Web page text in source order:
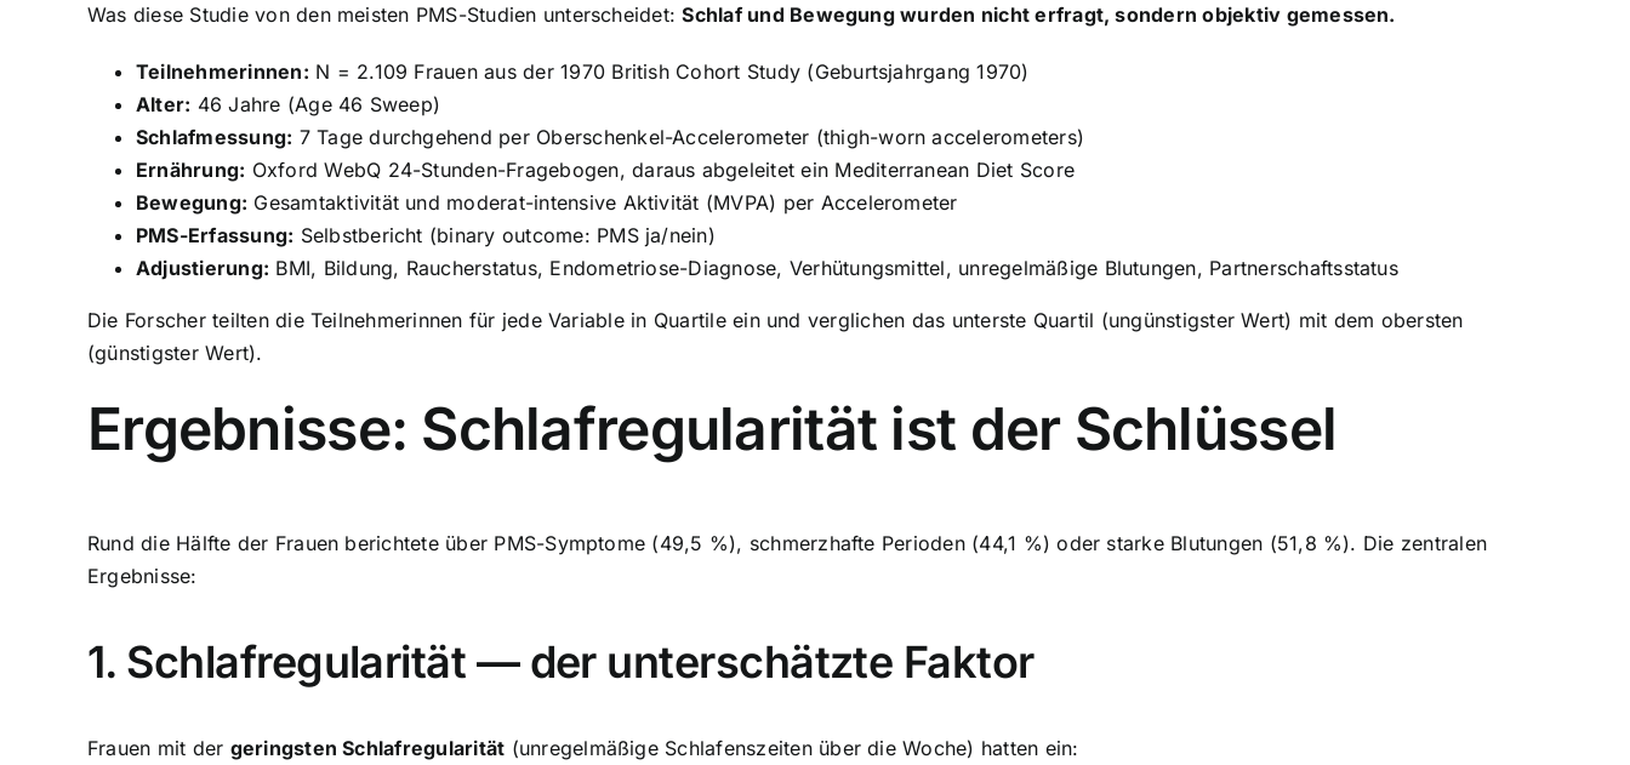
Was diese Studie von den meisten PMS-Studien unterscheidet:Schlaf und Bewegung wurden nicht erfragt, sondern objektiv gemessen.
Teilnehmerinnen: N = 2.109 Frauen aus der 1970 British Cohort Study (Geburtsjahrgang 1970)
Alter: 46 Jahre (Age 46 Sweep)
Schlafmessung: 7 Tage durchgehend per Oberschenkel-Accelerometer (thigh-worn accelerometers)
Ernährung: Oxford WebQ 24-Stunden-Fragebogen, daraus abgeleitet ein Mediterranean Diet Score
Bewegung: Gesamtaktivität und moderat-intensive Aktivität (MVPA) per Accelerometer
PMS-Erfassung: Selbstbericht (binary outcome: PMS ja/nein)
Adjustierung: BMI, Bildung, Raucherstatus, Endometriose-Diagnose, Verhütungsmittel, unregelmäßige Blutungen, Partnerschaftsstatus
Die Forscher teilten die Teilnehmerinnen für jede Variable in Quartile ein und verglichen das unterste Quartil (ungünstigster Wert) mit dem obersten
(günstigster Wert).
Ergebnisse: Schlafregularität ist der Schlüssel
Rund die Hälfte der Frauen berichtete über PMS-Symptome (49,5 %), schmerzhafte Perioden (44,1 %) oder starke Blutungen (51,8 %). Die zentralen
Ergebnisse:
1. Schlafregularität — der unterschätzte Faktor
Frauen mit der geringsten Schlafregularität (unregelmäßige Schlafenszeiten über die Woche) hatten ein: